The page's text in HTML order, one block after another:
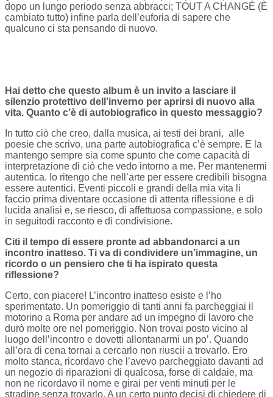
dopo un lungo periodo senza abbracci; TOUT A CHANGÉ (È
cambiato tutto) infine parla dell’euforia di sapere che
qualcuno ci sta pensando di nuovo.
Hai detto che questo album è un invito a lasciare il
silenzio protettivo dell’inverno per aprirsi di nuovo alla
vita. Quanto c’è di autobiografico in questo messaggio?
In tutto ciò che creo, dalla musica, ai testi dei brani, alle
poesie che scrivo, una parte autobiografica c’è sempre. E la
mantengo sempre sia come spunto che come capacità di
interpretazione di ciò che vedo intorno a me. Per mantenermi
autentica. Io ritengo che nell’arte per essere credibili bisogna
essere autentici. Eventi piccoli e grandi della mia vita li
faccio prima diventare occasione di attenta riflessione e di
lucida analisi e, se riesco, di affettuosa compassione, e solo
in seguitodi racconto e di condivisione.
Citi il tempo di essere pronte ad abbandonarci a un
incontro inatteso. Ti va di condividere un’immagine, un
ricordo o un pensiero che ti ha ispirato questa
riflessione?
Certo, con piacere! L’incontro inatteso esiste e l’ho
sperimentato. Un pomeriggio di tanti anni fa parcheggiai il
motorino a Roma per andare ad un impegno di lavoro che
durò molte ore nel pomeriggio. Non trovai posto vicino al
luogo dell’incontro e dovetti allontanarmi un po’. Quando
all’ora di cena tornai a cercarlo non riuscii a trovarlo. Ero
molto stanca, ricordavo che l’avevo parcheggiato davanti ad
un negozio di riparazioni di qualcosa, forse di caldaie, ma
non ne ricordavo il nome e girai per venti minuti per le
stradine senza trovarlo. A un certo punto decisi di chiedere di